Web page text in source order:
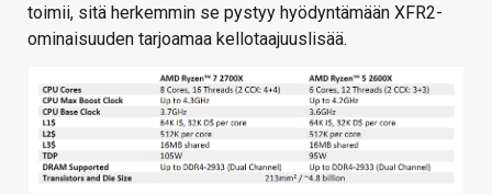
toimii, sitä herkemmin se pystyy hyödyntämään XFR2-
ominaisuuden tarjoamaa kellotaajuuslisää.